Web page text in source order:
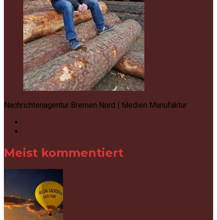
Nachrichtenagentur Bremen Nord | Medien Manufaktur
Meist kommentiert